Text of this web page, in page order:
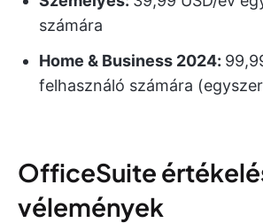
számára
Home & Business 2024:
felhasználó számára
OfficeSuite
vélemények